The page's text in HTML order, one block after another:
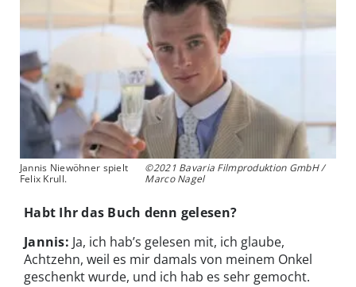
Jannis Niewöhner spielt
Felix Krull.
©2021 Bavaria Filmproduktion GmbH /
Marco Nagel
Habt Ihr das Buch denn gelesen?
Jannis: Ja, ich hab’s gelesen mit, ich glaube,
Achtzehn, weil es mir damals von meinem Onkel
geschenkt wurde, und ich hab es sehr gemocht.